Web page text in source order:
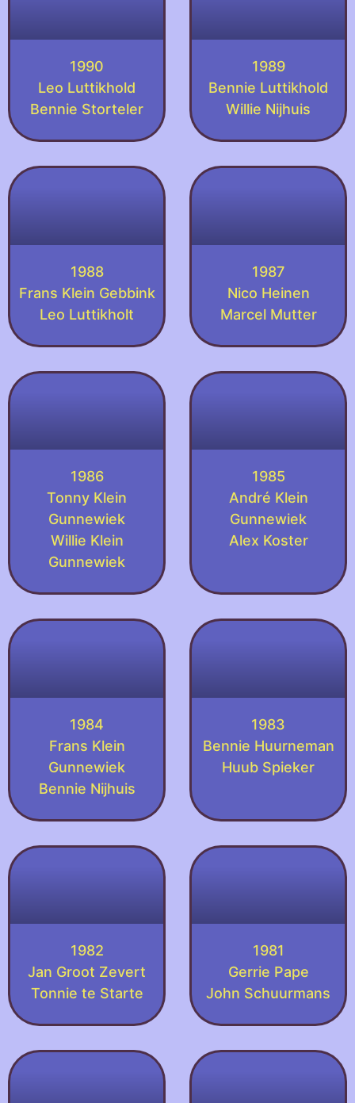
1990
Leo Luttikhold
Bennie Storteler
1989
Bennie Luttikhold
Willie Nijhuis
1988
Frans Klein Gebbink
Leo Luttikholt
1987
Nico Heinen
Marcel Mutter
1986
Tonny Klein
Gunnewiek
Willie Klein
Gunnewiek
1985
André Klein
Gunnewiek
Alex Koster
1984
Frans Klein
Gunnewiek
Bennie Nijhuis
1983
Bennie Huurneman
Huub Spieker
1982
Jan Groot Zevert
Tonnie te Starte
1981
Gerrie Pape
John Schuurmans